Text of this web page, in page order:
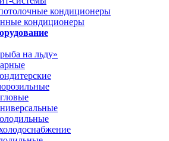
кондиционеры
кондиционеры
на льду»